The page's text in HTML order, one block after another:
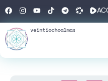
veintiochoalmas